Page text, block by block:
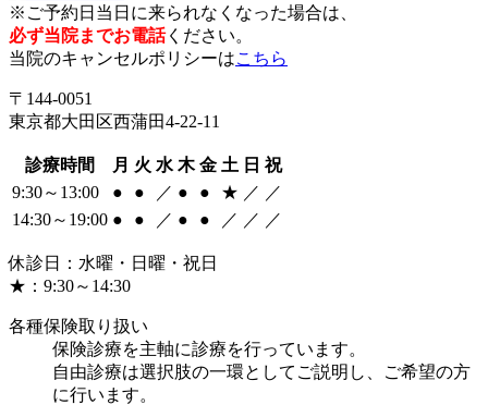
※ご予約日当日に来られなくなった場合は、
必ず当院までお電話ください。
当院のキャンセルポリシーはこちら
〒144-0051
東京都大田区西蒲田4-22-11
診療時間 月 火 水 木 金 土 日 祝
9:30～13:00
● ● ／ ● ● ★ ／ ／
14:30～19:00 ● ● ／ ● ● ／ ／ ／
休診日：水曜・日曜・祝日
★：9:30～14:30
各種保険取り扱い
保険診療を主軸に診療を行っています。
自由診療は選択肢の一環としてご説明し、ご希望の方
に行います。